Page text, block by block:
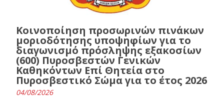
Κοινοποίηση προσωρινών πινάκων
μοριοδότησης υποψηφίων για το
διαγωνισμό πρόσληψης εξακοσίων
(600) Πυροσβεστών Γενικών
Καθηκόντων Επί Θητεία στο
Πυροσβεστικό Σώμα για το έτος 2026
04/08/2026